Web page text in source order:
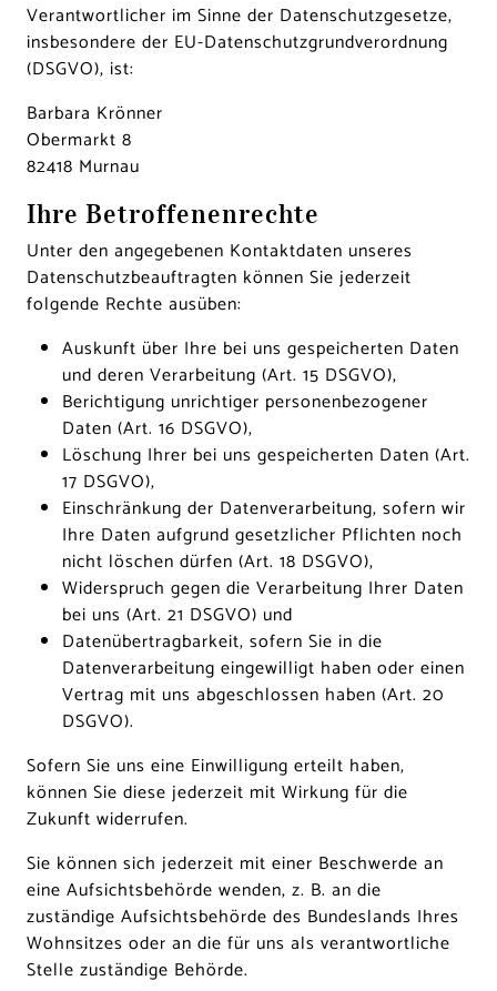
Verantwortlicher im Sinne der Datenschutzgesetze,
insbesondere der EU-Datenschutzgrundverordnung
(DSGVO), ist:
Barbara Krönner
Obermarkt 8
82418 Murnau
Ihre Betroffenenrechte
Unter den angegebenen Kontaktdaten unseres
Datenschutzbeauftragten können Sie jederzeit
folgende Rechte ausüben:
Auskunft über Ihre bei uns gespeicherten Daten
und deren Verarbeitung (Art. 15 DSGVO),
Berichtigung unrichtiger personenbezogener
Daten (Art. 16 DSGVO),
Löschung Ihrer bei uns gespeicherten Daten (Art.
17 DSGVO),
Einschränkung der Datenverarbeitung, sofern wir
Ihre Daten aufgrund gesetzlicher Pflichten noch
nicht löschen dürfen (Art. 18 DSGVO),
Widerspruch gegen die Verarbeitung Ihrer Daten
bei uns (Art. 21 DSGVO) und
Datenübertragbarkeit, sofern Sie in die
Datenverarbeitung eingewilligt haben oder einen
Vertrag mit uns abgeschlossen haben (Art. 20
DSGVO).
Sofern Sie uns eine Einwilligung erteilt haben,
können Sie diese jederzeit mit Wirkung für die
Zukunft widerrufen.
Sie können sich jederzeit mit einer Beschwerde an
eine Aufsichtsbehörde wenden, z. B. an die
zuständige Aufsichtsbehörde des Bundeslands Ihres
Wohnsitzes oder an die für uns als verantwortliche
Stelle zuständige Behörde.